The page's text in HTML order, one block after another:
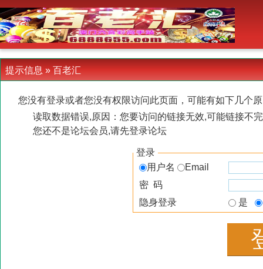
提示信息 » 百老汇
您没有登录或者您没有权限访问此页面，可能有如下几个
读取数据错误,原因：您要访问的链接无效,可能链接不
您还不是论坛会员,请先登录论坛
登录
用户名
Email
密 码
隐身登录
是